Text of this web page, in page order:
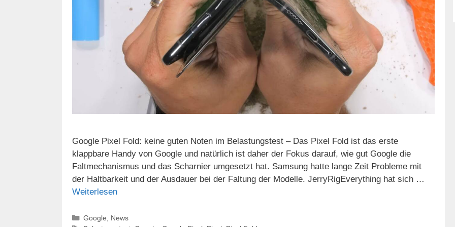
Google Pixel Fold: keine guten Noten im Belastungstest – Das Pixel Fold ist das erste
klappbare Handy von Google und natürlich ist daher der Fokus darauf, wie gut Google die
Faltmechanismus und das Scharnier umgesetzt hat. Samsung hatte lange Zeit Probleme mit
der Haltbarkeit und der Ausdauer bei der Faltung der Modelle. JerryRigEverything hat sich …
Weiterlesen
Kategorien
Google
News